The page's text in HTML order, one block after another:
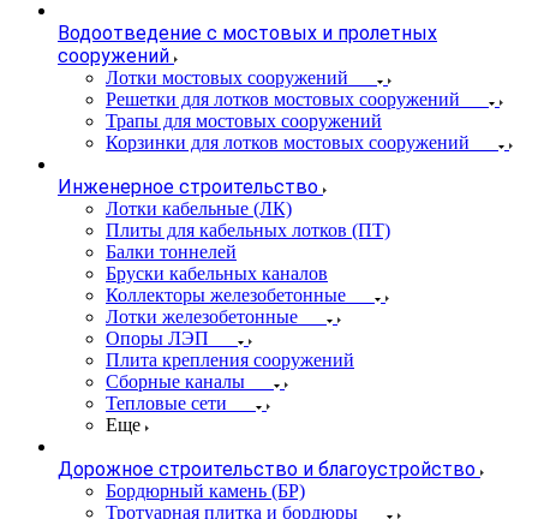
Водоотведение с мостовых и пролетных
сооружений
Лотки мостовых сооружений
Решетки для лотков мостовых сооружений
Трапы для мостовых сооружений
Корзинки для лотков мостовых сооружений
Инженерное строительство
Лотки кабельные (ЛК)
Плиты для кабельных лотков (ПТ)
Балки тоннелей
Бруски кабельных каналов
Коллекторы железобетонные
Лотки железобетонные
Опоры ЛЭП
Плита крепления сооружений
Сборные каналы
Тепловые сети
Еще
Дорожное строительство и благоустройство
Бордюрный камень (БР)
Тротуарная плитка и бордюры